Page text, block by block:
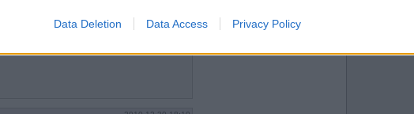
Data Deletion Data Access Privacy Policy